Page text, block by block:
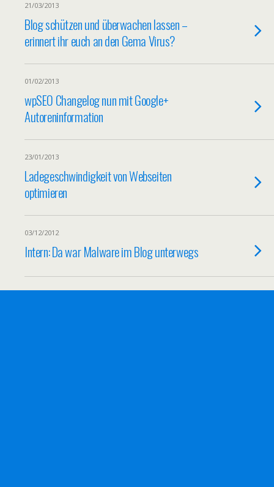
21/03/2013
Blog schützen und überwachen lassen –
erinnert ihr euch an den Gema Virus?
01/02/2013
wpSEO Changelog nun mit Google+
Autoreninformation
23/01/2013
Ladegeschwindigkeit von Webseiten
optimieren
03/12/2012
Intern: Da war Malware im Blog unterwegs